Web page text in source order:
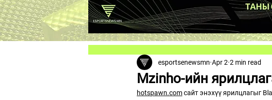
Mzinho-ийн
esportsenewsmn Apr 2 2 min read
hotspawn.com сайт энэхүү ярилцлагыг